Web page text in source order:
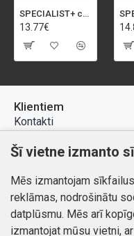
SPECIALIST+ caurumu zāģis BI-METAL, 92 mm
13.77€
Klientiem
Kontakti
Preču atgriešana
Mans profils
Pasūtījumi
Šī vietne izmanto
Mēs izmantojam
reklāmas, nodrošinātu
datplūsmu. Mēs arī
izmantojat mūsu vietni,